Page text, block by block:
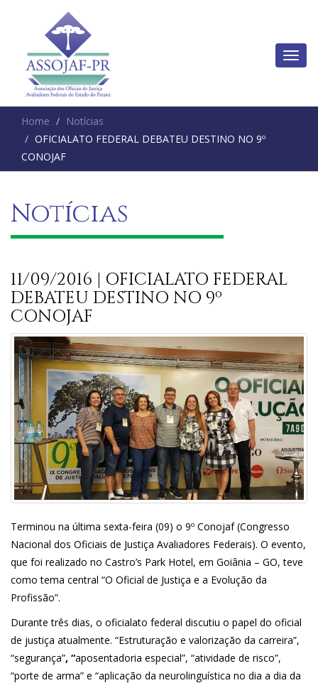
Home
Notícias
OFICIALATO FEDERAL DEBATEU DESTINO NO 9º
CONOJAF
Notícias
11/09/2016 | OFICIALATO FEDERAL
DEBATEU DESTINO NO 9º
CONOJAF
Terminou na última sexta-feira (09) o 9º Conojaf (Congresso
Nacional dos Oficiais de Justiça Avaliadores Federais). O evento,
que foi realizado no Castro’s Park Hotel, em Goiânia – GO, teve
como tema central “O Oficial de Justiça e a Evolução da
Profissão”.
Durante três dias, o oficialato federal discutiu o papel do oficial
de justiça atualmente. “Estruturação e valorização da carreira”,
“segurança”, “aposentadoria especial”, “atividade de risco”,
“porte de arma” e “aplicação da neurolinguística no dia a dia da